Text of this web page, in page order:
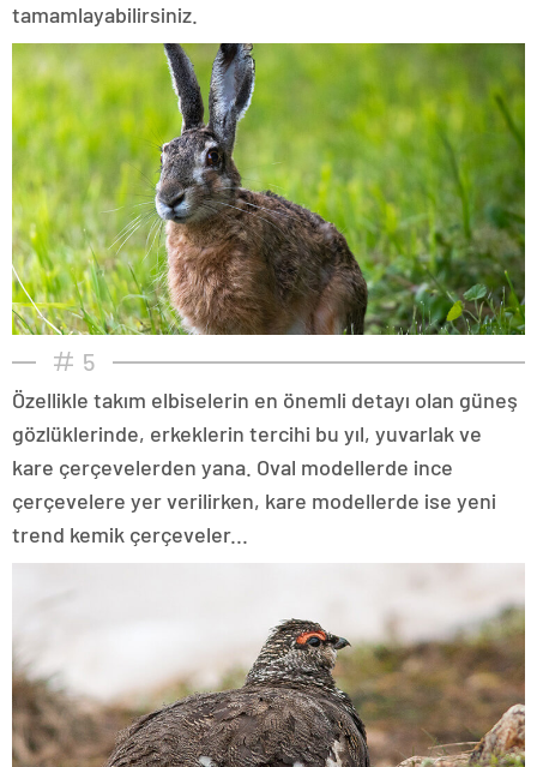
tamamlayabilirsiniz.
5
Özellikle takım elbiselerin en önemli detayı olan güneş
gözlüklerinde, erkeklerin tercihi bu yıl, yuvarlak ve
kare çerçevelerden yana. Oval modellerde ince
çerçevelere yer verilirken, kare modellerde ise yeni
trend kemik çerçeveler...